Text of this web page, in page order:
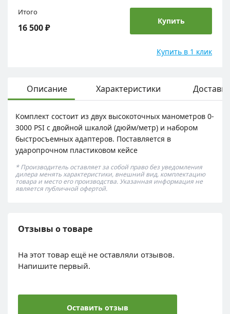
Итого
16 500 ₽
Купить
Купить в 1 клик
Описание Характеристики Доставка
Комплект состоит из двух высокоточных манометров 0-
3000 PSI с двойной шкалой (дюйм/метр) и набором
быстросъемных адаптеров. Поставляется в
ударопрочном пластиковом кейсе
* Производитель оставляет за собой право без уведомления
дилера менять характеристики, внешний вид, комплектацию
товара и место его производства. Указанная информация не
является публичной офертой.
Отзывы о товаре
На этот товар ещё не оставляли отзывов.
Напишите первый.
Оставить отзыв